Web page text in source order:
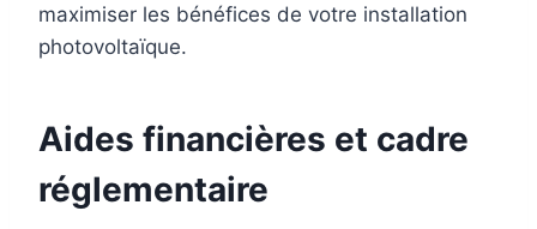
maximiser les bénéfices de votre installation
photovoltaïque.
Aides financières et cadre
réglementaire